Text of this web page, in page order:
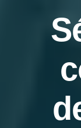
Actualités
Nos partenaires